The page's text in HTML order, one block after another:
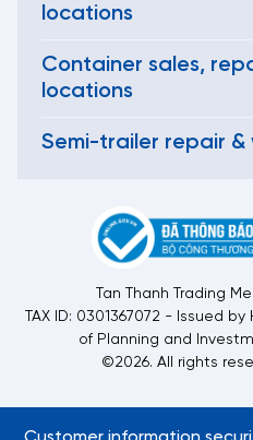
locations
Container sales,
locations
Semi-trailer repair
Tan Thanh Trading
TAX ID: 0301367072 - Issued
of Planning and
©2026. All rights